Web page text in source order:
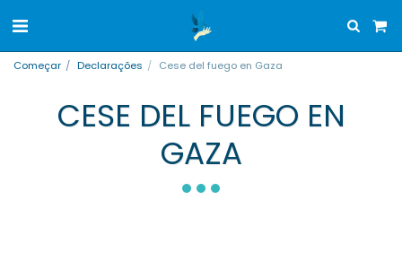
Começar Declarações Cese del fuego en Gaza
CESE DEL FUEGO EN
GAZA